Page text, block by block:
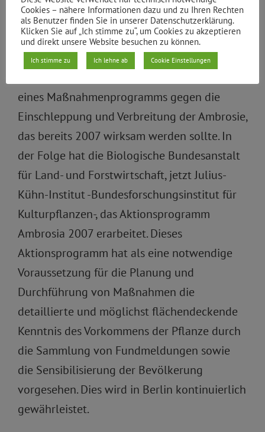
gegen Allergien, den das Bundesministerium
für Ernährung, Landwirtschaft und
Verbraucherschutz im März 2007
eines Maßnahmenprogramms gegen die
Einschleppung und Verbreitung der Ambrosie,
das bereits 2007 wirksam werden sollte. In
der Folge hat die Biologische Bundesanstalt
für Land- und Forstwirtschaft, jetzt Julius-
Kühn-Institut -Bundesforschungsinstitut für
Kulturpflanzen-, das Aktionsprogramm
Ambrosia 2007 erarbeitet. Dieses
Aktionsprogramm hat als eine notwendige
Voraussetzung für die Planung und
Durchführung von Maßnahmen die
detaillierte und möglichst flächendeckende
Kenntnis des Vorkommens der Pflanze durch
die Sammlung von Fundmeldungen sowie
die Sensibilisierung der Bevölkerung
vorgesehen. Dies wird in Berlin kontinuierlich
gewährleistet.
Cookies – nähere Informationen dazu und zu Ihren Rechten
als Benutzer finden Sie in unserer Datenschutzerklärung.
Klicken Sie auf „Ich stimme zu“, um Cookies zu akzeptieren
und direkt unsere Website besuchen zu können.
Ich stimme zu Ich lehne ab Cookie Einstellungen